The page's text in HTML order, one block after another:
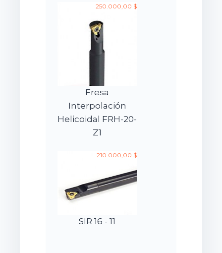
Fresa
Interpolación
Helicoidal FRH-20-
Z1
250.000,00 $
SIR 16 - 11
210.000,00 $